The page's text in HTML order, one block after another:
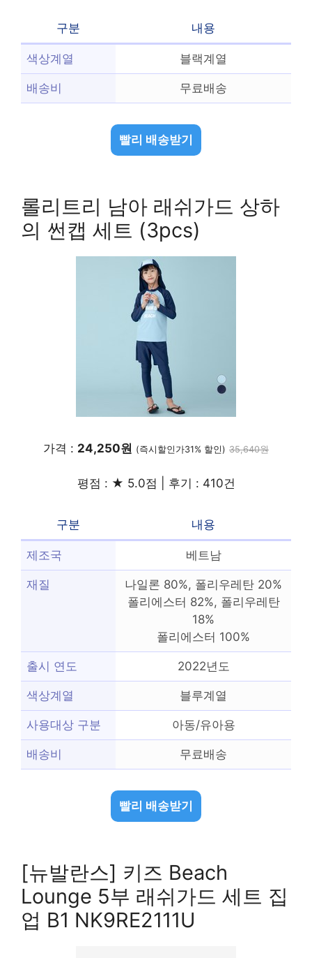
구분 내용
색상계열 블랙계열
배송비 무료배송
빨리 배송받기
롤리트리 남아 래쉬가드 상하
의 썬캡 세트 (3pcs)
가격 : 24,250원 (즉시할인가31% 할인) 35,640원
평점 : ★ 5.0점 | 후기 : 410건
구분 내용
제조국 베트남
재질
나일론 80%, 폴리우레탄 20%
폴리에스터 82%, 폴리우레탄
18%
폴리에스터 100%
출시 연도 2022년도
색상계열 블루계열
사용대상 구분 아동/유아용
배송비 무료배송
빨리 배송받기
[뉴발란스] 키즈 Beach
Lounge 5부 래쉬가드 세트 집
업 B1 NK9RE2111U